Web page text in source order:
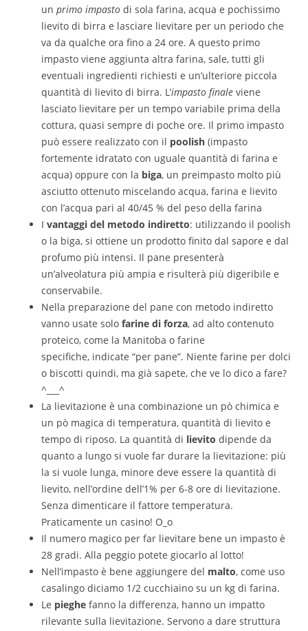
un primo impasto di sola farina, acqua e pochissimo
lievito di birra e lasciare lievitare per un periodo che
va da qualche ora fino a 24 ore. A questo primo
impasto viene aggiunta altra farina, sale, tutti gli
eventuali ingredienti richiesti e un’ulteriore piccola
quantità di lievito di birra. L’impasto finale viene
lasciato lievitare per un tempo variabile prima della
cottura, quasi sempre di poche ore. Il primo impasto
può essere realizzato con il poolish (impasto
fortemente idratato con uguale quantità di farina e
acqua) oppure con la biga, un preimpasto molto più
asciutto ottenuto miscelando acqua, farina e lievito
con l’acqua pari al 40/45 % del peso della farina
I vantaggi del metodo indiretto: utilizzando il poolish
o la biga, si ottiene un prodotto finito dal sapore e dal
profumo più intensi. Il pane presenterà
un’alveolatura più ampia e risulterà più digeribile e
conservabile.
Nella preparazione del pane con metodo indiretto
vanno usate solo farine di forza, ad alto contenuto
proteico, come la Manitoba o farine
specifiche, indicate “per pane”. Niente farine per dolci
o biscotti quindi, ma già sapete, che ve lo dico a fare?
^___^
La lievitazione è una combinazione un pò chimica e
un pò magica di temperatura, quantità di lievito e
tempo di riposo. La quantità di lievito dipende da
quanto a lungo si vuole far durare la lievitazione: più
la si vuole lunga, minore deve essere la quantità di
lievito, nell’ordine dell’1% per 6-8 ore di lievitazione.
Senza dimenticare il fattore temperatura.
Praticamente un casino! O_o
Il numero magico per far lievitare bene un impasto è
28 gradi. Alla peggio potete giocarlo al lotto!
Nell’impasto è bene aggiungere del malto, come uso
casalingo diciamo 1/2 cucchiaino su un kg di farina.
Le pieghe fanno la differenza, hanno un impatto
rilevante sulla lievitazione. Servono a dare struttura